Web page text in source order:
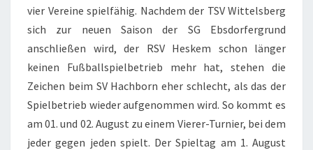
vier Vereine spielfähig. Nachdem der TSV Wittelsberg
sich zur neuen Saison der SG Ebsdorfergrund
anschließen wird, der RSV Heskem schon länger
keinen Fußballspielbetrieb mehr hat, stehen die
Zeichen beim SV Hachborn eher schlecht, als das der
Spielbetrieb wieder aufgenommen wird. So kommt es
am 01. und 02. August zu einem Vierer-Turnier, bei dem
jeder gegen jeden spielt. Der Spieltag am 1. August